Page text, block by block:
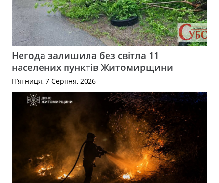
Негода залишила без світла 11
населених пунктів Житомирщини
П’ятниця, 7 Серпня, 2026